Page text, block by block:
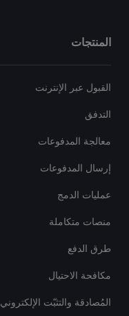
المنتجات
القبول عبر الإنترنت
التدفق
معالجة المدفوعات
إرسال المدفوعات
عمليات الدمج
منصات متكاملة
طرق الدفع
مكافحة الاحتيال
المُصادقة والتثبّت الإلكتروني